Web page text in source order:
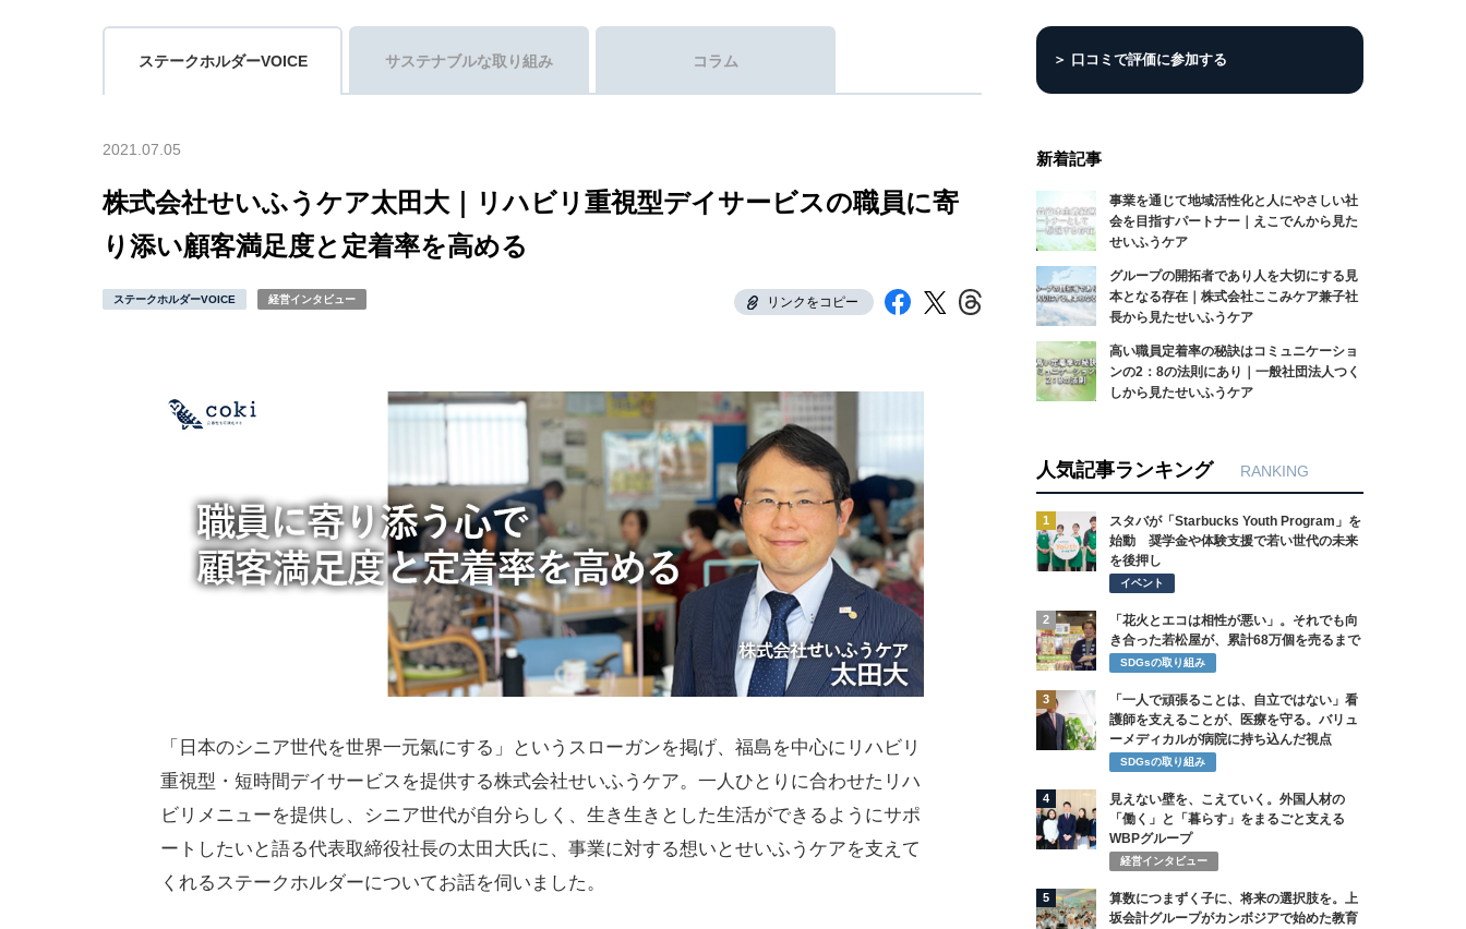
ステークホルダーVOICE サステナブルな取り組み コラム
2021.07.05
株式会社せいふうケア太田大｜リハビリ重視型デイサービスの職員に寄
り添い顧客満足度と定着率を高める
ステークホルダーVOICE 経営インタビュー リンクをコピー
「日本のシニア世代を世界一元氣にする」というスローガンを掲げ、福島を中心にリハビリ
重視型・短時間デイサービスを提供する株式会社せいふうケア。一人ひとりに合わせたリハ
ビリメニューを提供し、シニア世代が自分らしく、生き生きとした生活ができるようにサポ
ートしたいと語る代表取締役社長の太田大氏に、事業に対する想いとせいふうケアを支えて
くれるステークホルダーについてお話を伺いました。
＞ 口コミで評価に参加する
新着記事
事業を通じて地域活性化と人にやさしい社
会を目指すパートナー｜えこでんから見た
せいふうケア
グループの開拓者であり人を大切にする見
本となる存在｜株式会社ここみケア兼子社
長から見たせいふうケア
高い職員定着率の秘訣はコミュニケーショ
ンの2：8の法則にあり｜一般社団法人つく
しから見たせいふうケア
人気記事ランキング RANKING
1
スタバが「Starbucks Youth Program」を
始動 奨学金や体験支援で若い世代の未来
を後押し
イベント
2
「花火とエコは相性が悪い」。それでも向
き合った若松屋が、累計68万個を売るまで
SDGsの取り組み
3
「一人で頑張ることは、自立ではない」看
護師を支えることが、医療を守る。バリュ
ーメディカルが病院に持ち込んだ視点
SDGsの取り組み
4
見えない壁を、こえていく。外国人材の
「働く」と「暮らす」をまるごと支える
WBPグループ
経営インタビュー
5
算数につまずく子に、将来の選択肢を。上
坂会計グループがカンボジアで始めた教育